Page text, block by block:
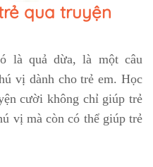
qua truyện
là quả dừa, là một câu
vị dành cho trẻ em. Học
cười không chỉ giúp trẻ
vị mà còn có thể giúp trẻ